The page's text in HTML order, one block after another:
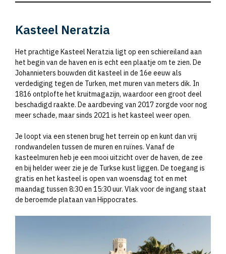
Kasteel Neratzia
Het prachtige Kasteel Neratzia ligt op een schiereiland aan
het begin van de haven en is echt een plaatje om te zien. De
Johannieters bouwden dit kasteel in de 16e eeuw als
verdediging tegen de Turken, met muren van meters dik. In
1816 ontplofte het kruitmagazijn, waardoor een groot deel
beschadigd raakte. De aardbeving van 2017 zorgde voor nog
meer schade, maar sinds 2021 is het kasteel weer open.
Je loopt via een stenen brug het terrein op en kunt dan vrij
rondwandelen tussen de muren en ruïnes. Vanaf de
kasteelmuren heb je een mooi uitzicht over de haven, de zee
en bij helder weer zie je de Turkse kust liggen. De toegang is
gratis en het kasteel is open van woensdag tot en met
maandag tussen 8:30 en 15:30 uur. Vlak voor de ingang staat
de beroemde plataan van Hippocrates.